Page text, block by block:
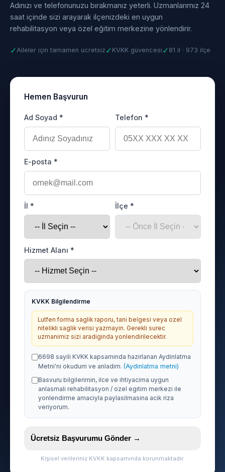
Adınızı ve telefonunuzu bırakmanız yeterli. Uzmanlarımız 24
saat içinde sizi arayarak ilçenizdeki en uygun
rehabilitasyon veya özel eğitim merkezine yönlendirir.
✓Aileler için tamamen ücretsiz ✓ KVKK güvencesi ✓ 81 il · 973 ilçe
Hemen Başvurun
Ad Soyad * Telefon *
E-posta *
İl * İlçe *
Hizmet Alanı *
KVKK Bilgilendirme
Lutfen forma saglik raporu, tani belgesi veya ozel
nitelikli saglik verisi yazmayin. Gerekli surec
uzmanimiz sizi aradiginda yonlendirilecektir.
6698 sayili KVKK kapsaminda hazirlanan Aydinlatma
Metni'ni okudum ve anladim. (Aydinlatma metni)
Basvuru bilgilerimin, ilce ve ihtiyacima uygun
anlasmali rehabilitasyon / ozel egitim merkezi ile
yonlendirme amaciyla paylasilmasina acik riza
veriyorum.
Ücretsiz Başvurumu Gönder →
Kişisel verileriniz KVKK kapsamında korunmaktadır.